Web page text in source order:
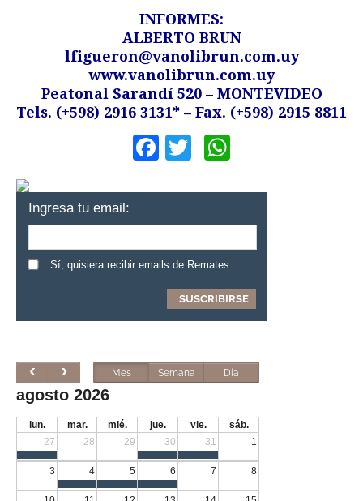
INFORMES:
ALBERTO BRUN
lfigueron@vanolibrun.com.uy
www.vanolibrun.com.uy
Peatonal Sarandí 520 – MONTEVIDEO
Tels. (+598) 2916 3131* – Fax. (+598) 2915 8811
Facebook
Twitter
Ingresa tu email:
Sí, quisiera recibir emails de Remates.
Mes Semana Día
agosto 2026
lun. mar. mié. jue. vie.
sáb.
27
28 29 30 31 1
3 4 5 6 7 8